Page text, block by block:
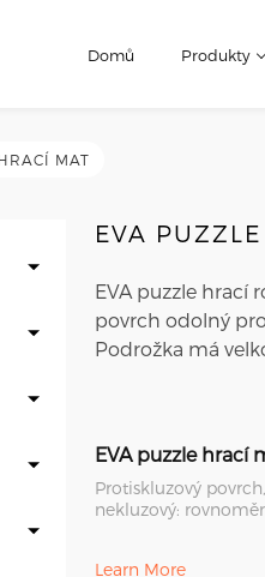
Domů Produkty
MAT
EVA
EVA puzzle hrací
povrch odolný
Podrožka má
EVA puzzle hrací
Protiskluzový
nekluzový:
Learn More